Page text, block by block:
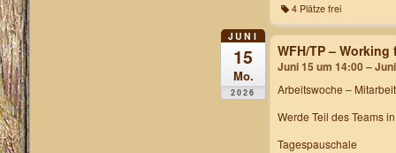
4 Plätze frei
JUNI
15
Mo.
2026
WFH/TP –
Juni 15 um 14:00 –
Arbeitswoche –
Werde Teil des Teams
Tagespauschale